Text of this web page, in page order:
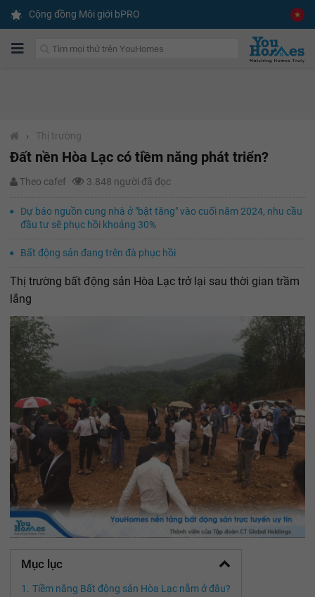
Cộng đồng Môi giới bPRO
› Thị trường
Đất nền Hòa Lạc có tiềm năng phát triển?
Theo cafef 3.848 người đã đọc
Dự báo nguồn cung nhà ở "bật tăng" vào cuối năm 2024, nhu cầu
đầu tư sẽ phục hồi khoảng 30%
Bất động sản đang trên đà phục hồi
Thị trường bất động sản Hòa Lạc trở lại sau thời gian trầm
lắng
Mục lục
Tiềm năng Bất động sản Hòa Lạc nằm ở đâu?